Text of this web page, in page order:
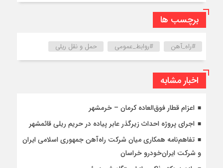
برچسب ها
#راه_آهن #روابط_عمومی حمل و نقل ریلی
اخبار مشابه
اعزام قطار فوق‌العاده کرمان – خرمشهر
اجرای پروژه احداث زیرگذر عابر پیاده در حریم ریلی قائمشهر
تفاهم‌نامه همکاری میان شرکت راه‌آهن جمهوری اسلامی ایران
و شرکت ایران‌خودرو خراسان